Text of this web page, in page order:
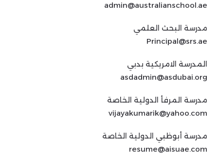
admin@australianschool.ae
مدرسة البحث العلمي
Principal@srs.ae
المدرسة الامريكية بدبي
asdadmin@asdubai.org
مدرسة المرفأ الدولية الخاصة
vijayakumarik@yahoo.com
مدرسة أبوظبي الدولية الخاصة
resume@aisuae.com